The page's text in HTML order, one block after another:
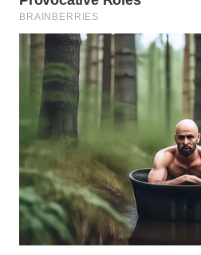
WN
WN
MADURA
SURABAYA
WN
NATUNA
WN